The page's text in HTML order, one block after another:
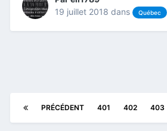
19 juillet 2018 dans Québec
PRÉCÉDENT 401 402 403